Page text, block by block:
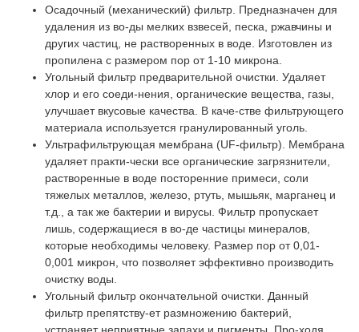
Осадочный (механический) фильтр. Предназначен для
удаления из во-ды мелких взвесей, песка, ржавчины и
других частиц, не растворенных в воде. Изготовлен из
пропилена с размером пор от 1-10 микрона.
Угольный фильтр предварительной очистки. Удаляет
хлор и его соеди-нения, органические вещества, газы,
улучшает вкусовые качества. В каче-стве фильтрующего
материала используется гранулированный уголь.
Ультрафильтрующая мембрана (UF-фильтр). Мембрана
удаляет практи-чески все органические загрязнители,
растворенные в воде посторенние примеси, соли
тяжелых металлов, железо, ртуть, мышьяк, марганец и
т.д., а так же бактерии и вирусы. Фильтр пропускает
лишь, содержащиеся в во-де частицы минералов,
которые необходимы человеку. Размер пор от 0,01-
0,001 микрон, что позволяет эффективно производить
очистку воды.
Угольный фильтр окончательной очистки. Данный
фильтр препятству-ет размножению бактерий,